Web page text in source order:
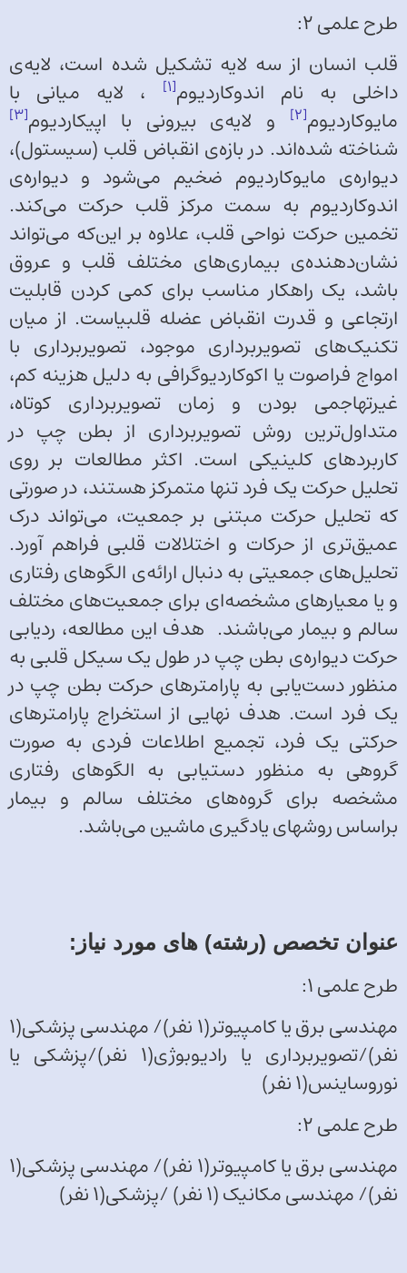
طرح علمی 2:
قلب انسان از سه لایه تشکیل شده است، لایه‌‌ی
داخلی به نام اندوکاردیوم[1]
، لایه میانی با
مایوکاردیوم[2] و لایه‌‌ی بیرونی با اپیکاردیوم[3]
شناخته شده‌‌اند. در بازه‌‌ی انقباض قلب (سیستول)،
دیواره‌‌ی مایوکاردیوم ضخیم می‌‌شود و دیواره‌‌ی
اندوکاردیوم به سمت مرکز قلب حرکت می‌‌کند.
تخمین حرکت نواحی قلب، علاوه بر این‌‌که می‌‌تواند
نشان‌‌دهنده‌‌ی بیماری‌‌های مختلف قلب و عروق
باشد، یک راهکار مناسب برای کمی کردن قابلیت
ارتجاعی و قدرت انقباض عضله قلبیاست. از میان
تکنیک‌‌های تصویربرداری موجود، تصویربرداری با
امواج فراصوت یا اکوکاردیوگرافی به دلیل هزینه کم،
غیرتهاجمی بودن و زمان تصویربرداری کوتاه،
متداول‌‌ترین روش تصویربرداری از بطن چپ در
کاربردهای کلینیکی است. اکثر مطالعات بر روی
تحلیل حرکت یک فرد تنها متمرکز هستند، در صورتی
که تحلیل حرکت مبتنی بر جمعیت، می‌‌تواند درک
عمیق‌‌تری از حرکات و اختلالات قلبی فراهم آورد.
تحلیل‌‌های جمعیتی به دنبال ارائه‌‌ی الگوهای رفتاری
و یا معیارهای مشخصه‌‌ای برای جمعیت‌‌های مختلف
سالم و بیمار می‌‌باشند. هدف این مطالعه، ردیابی
حرکت دیواره‌‌ی بطن چپ در طول یک سیکل قلبی به
منظور دست‌‌یابی به پارامترهای حرکت بطن چپ در
یک فرد است. هدف نهایی از استخراج پارامترهای
حرکتی یک فرد، تجمیع اطلاعات فردی به صورت
گروهی به منظور دستیابی به الگوهای رفتاری
مشخصه برای گروه‌‌های مختلف سالم و بیمار
براساس روش­های یادگیری ماشین می‌‌باشد.
عنوان تخصص (رشته) های مورد نیاز:
طرح علمی 1:
مهندسی برق یا کامپیوتر(1 نفر)/ مهندسی پزشکی(1
نفر)/تصویربرداری یا رادیوبوژی(1 نفر)/پزشکی یا
نوروساینس(1 نفر)
طرح علمی 2:
مهندسی برق یا کامپیوتر(1 نفر)/ مهندسی پزشکی(1
نفر)/ مهندسی مکانیک (1 نفر) /پزشکی(1 نفر)